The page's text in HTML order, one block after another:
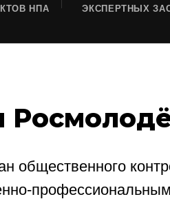
НПА ЭКСПЕРТНЫХ
общественного